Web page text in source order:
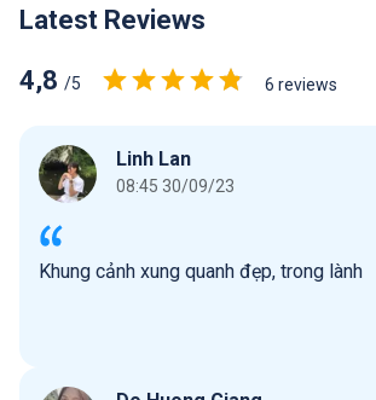
Latest Reviews
4,8 /5 6 reviews
Linh Lan
08:45 30/09/23
Khung cảnh xung quanh đẹp, trong lành